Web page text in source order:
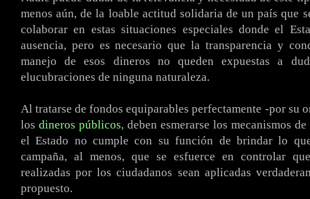
menos aún, de la loable actitud solidaria de un país que
colaborar en estas situaciones especiales donde el
ausencia, pero es necesario que la transparencia y
manejo de esos dineros no queden expuestas a
elucubraciones de ninguna naturaleza.
Al tratarse de fondos equiparables perfectamente -por su
los dineros públicos, deben esmerarse los mecanismos
el Estado no cumple con su función de brindar lo
campaña, al menos, que se esfuerce en controlar
realizadas por los ciudadanos sean aplicadas
propuesto.